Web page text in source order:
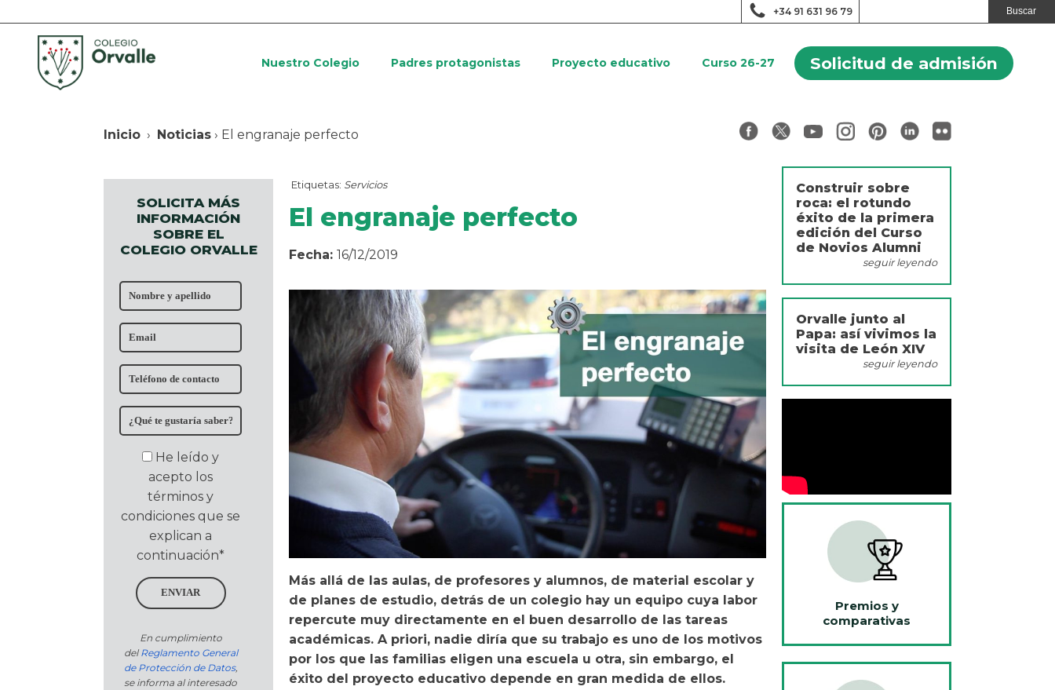
+34 91 631 96 79
Nuestro Colegio Padres protagonistas Proyecto educativo Curso 26-27 Solicitud de admisión
Inicio › Noticias › El engranaje perfecto
SOLICITA MÁS
INFORMACIÓN
SOBRE EL
COLEGIO ORVALLE
He leído y
acepto los
términos y
condiciones que se
explican a
continuación*
ENVIAR
En cumplimiento
delReglamento General
de Protección de Datos,
se informa al interesado
Etiquetas: Servicios
El engranaje perfecto
Fecha: 16/12/2019
Más allá de las aulas, de profesores y alumnos, de material escolar y
de planes de estudio, detrás de un colegio hay un equipo cuya labor
repercute muy directamente en el buen desarrollo de las tareas
académicas. A priori, nadie diría que su trabajo es uno de los motivos
por los que las familias eligen una escuela u otra, sin embargo, el
éxito del proyecto educativo depende en gran medida de ellos.
Construir sobre
roca: el rotundo
éxito de la primera
edición del Curso
de Novios Alumni
seguir leyendo
Orvalle junto al
Papa: así vivimos la
visita de León XIV
seguir leyendo
Premios y
comparativas